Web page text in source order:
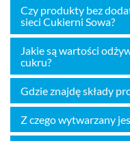
Czy produkty bez
sieci Cukierni Sowa?
Jakie są wartości
cukru?
Gdzie znajdę składy
Z czego wytwarzany